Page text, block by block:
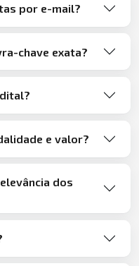
por e-mail?
chave exata?
e valor?
dos